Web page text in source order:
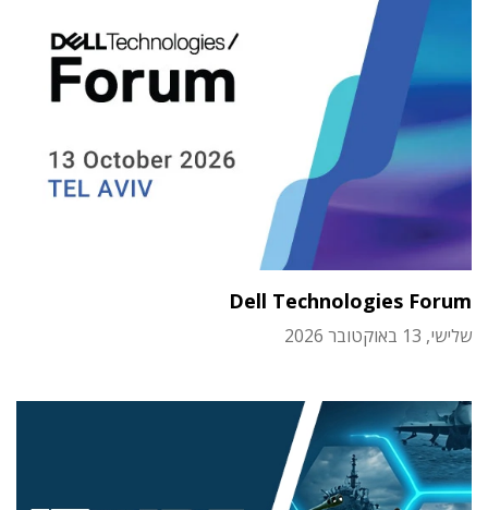
Dell Technologies Forum
שלישי, 13 באוקטובר 2026